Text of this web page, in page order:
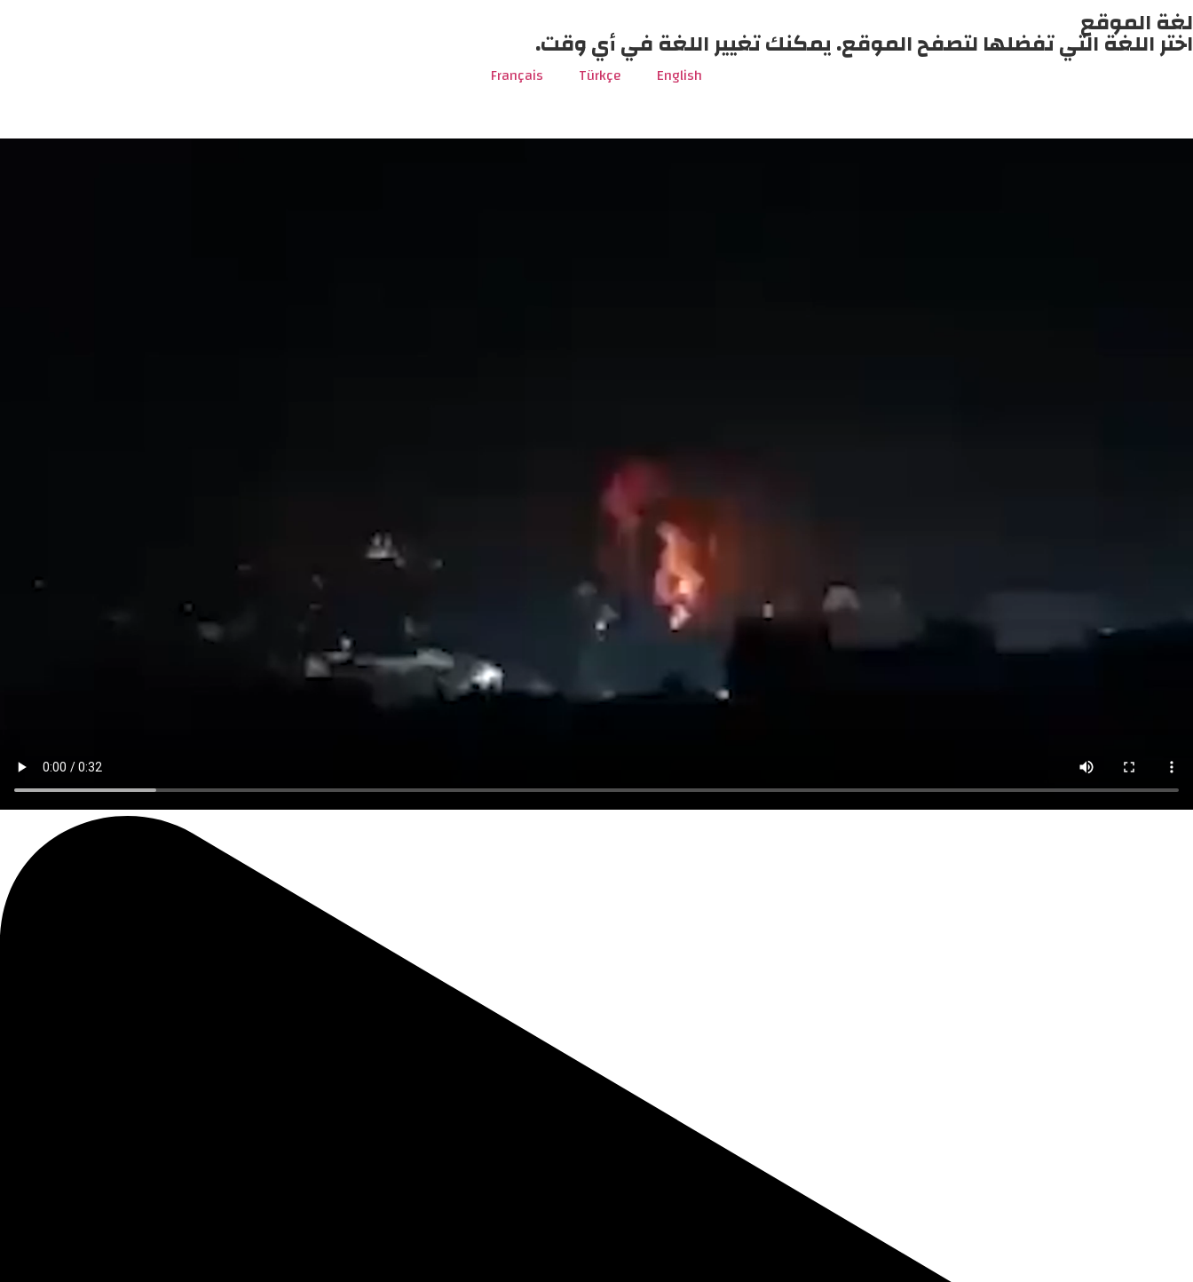
لغة الموقع
اختر اللغة التي تفضلها لتصفح الموقع. يمكنك تغيير اللغة في أي وقت.
English
Türkçe
Français